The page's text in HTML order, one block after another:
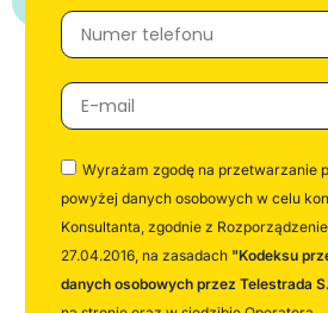
Wyrażam zgodę na przetwarzanie
powyżej danych osobowych w celu
Konsultanta, zgodnie z
27.04.2016, na zasadach "Kodeksu
danych osobowych przez Telestrada